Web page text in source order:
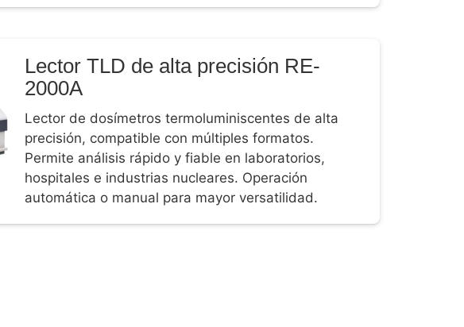
Lector TLD de alta precisión RE-
2000A
Lector de dosímetros termoluminiscentes de alta
precisión, compatible con múltiples formatos.
Permite análisis rápido y fiable en laboratorios,
hospitales e industrias nucleares. Operación
automática o manual para mayor versatilidad.